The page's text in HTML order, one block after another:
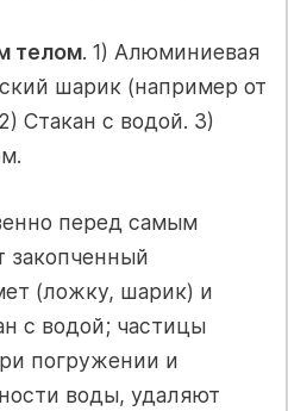
телом. 1) Алюминиевая
шарик (например от
Стакан с водой. 3)
перед самым
закопченный
(ложку, шарик) и
с водой; частицы
погружении и
воды, удаляют